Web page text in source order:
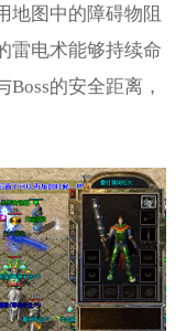
地图中的障碍物阻
雷电术能够持续命
的安全距离，